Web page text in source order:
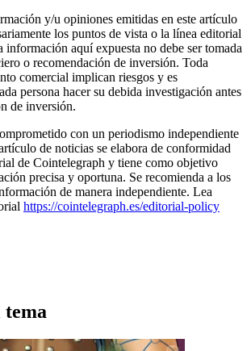
y/u opiniones emitidas en este artículo
los puntos de vista o la línea editorial
aquí expuesta no debe ser tomada
o recomendación de inversión. Toda
comercial implican riesgos y es
persona hacer su debida investigación antes
de inversión.
con un periodismo independiente
de noticias se elabora de conformidad
de Cointelegraph y tiene como objetivo
precisa y oportuna. Se recomienda a los
de manera independiente. Lea
https://cointelegraph.es/editorial-policy
tema